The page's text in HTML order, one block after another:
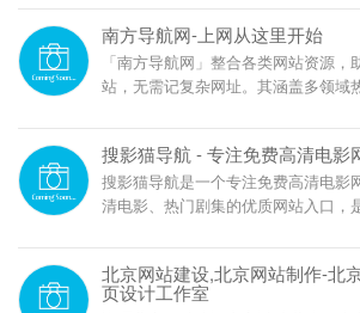
南方导航网-上网从这里开始
「南方导航网」整合各类网站资源
站，无需记复杂网址。其涵盖多领域
更高效轻松。
搜影猫导航 - 专注免费高清电影
搜影猫导航是一个专注免费高清电影
清电影、热门剧集的优质网站入口，
北京网站建设,北京网站制作-北
页设计工作室